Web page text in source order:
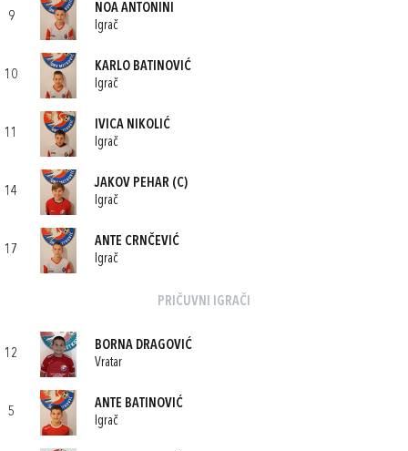
9
NOA ANTONINI
Igrač
10
KARLO BATINOVIĆ
Igrač
11
IVICA NIKOLIĆ
Igrač
14
JAKOV PEHAR (C)
Igrač
17
ANTE CRNČEVIĆ
Igrač
PRIČUVNI IGRAČI
12
BORNA DRAGOVIĆ
Vratar
5
ANTE BATINOVIĆ
Igrač